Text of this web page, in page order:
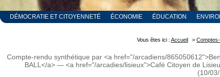
DÉMOCRATIE ET CITOYENNETÉ ÉCONOMIE ÉDUCATION
Vous êtes ici : Accueil >
Compte-rendu synthétique par <a href="/arcadiens/
BALL</a> — <a href="/arcadies/lisieux">Café Citoyen de
(10/